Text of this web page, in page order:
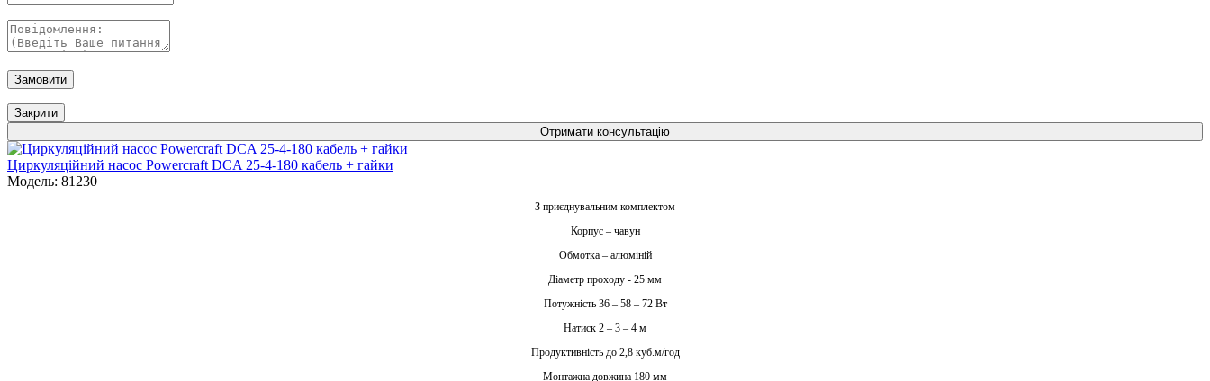
Замовити
Закрити
Отримати консультацію
Циркуляційний насос Powercraft DCA 25-4-180 кабель + гайки
Модель: 81230
З приєднувальним комплектом
Корпус – чавун
Обмотка – алюміній
Діаметр проходу - 25 мм
Потужність 36 – 58 – 72 Вт
Натиск 2 – 3 – 4 м
Продуктивність до 2,8 куб.м/год
Монтажна довжина 180 мм